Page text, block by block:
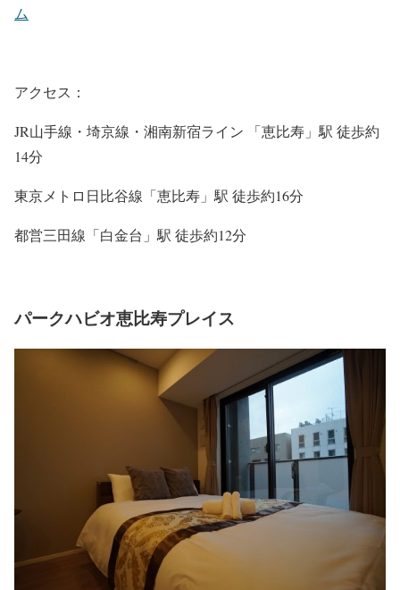
ム
アクセス：
JR山手線・埼京線・湘南新宿ライン 「恵比寿」駅 徒歩約
14分
東京メトロ日比谷線「恵比寿」駅 徒歩約16分
都営三田線「白金台」駅 徒歩約12分
パークハビオ恵比寿プレイス